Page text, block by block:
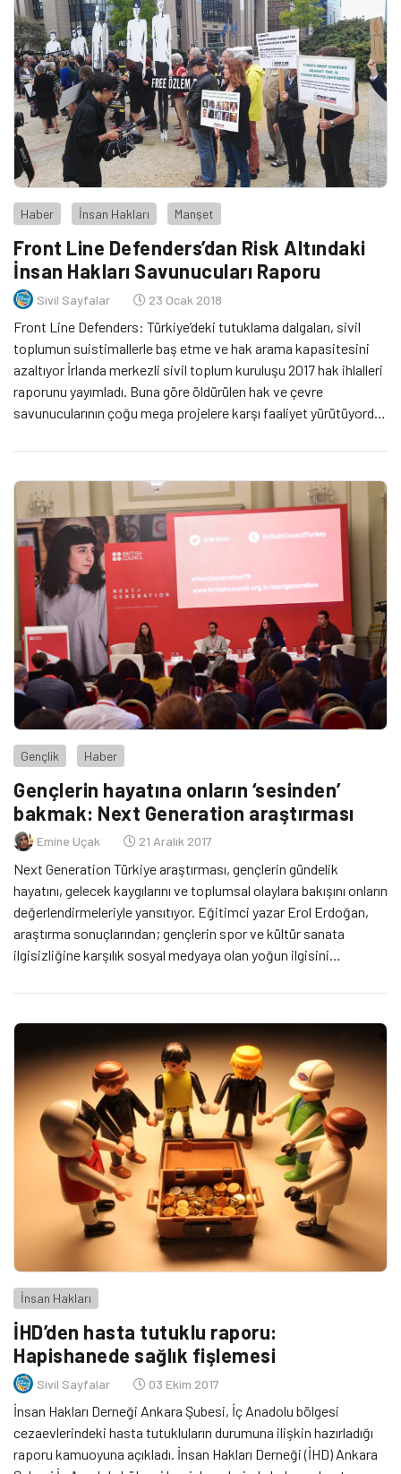
Haber İnsan Hakları Manşet
Front Line Defenders’dan Risk Altındaki
İnsan Hakları Savunucuları Raporu
Sivil Sayfalar 23 Ocak 2018
Front Line Defenders: Türkiye’deki tutuklama dalgaları, sivil
toplumun suistimallerle baş etme ve hak arama kapasitesini
azaltıyor İrlanda merkezli sivil toplum kuruluşu 2017 hak ihlalleri
raporunu yayımladı. Buna göre öldürülen hak ve çevre
savunucularının çoğu mega projelere karşı faaliyet yürütüyordu.
ihtimalle sessiz aksi halde doğrudan sorumlusu. İyi haber: Hak
[…]
Gençlik Haber
Gençlerin hayatına onların ‘sesinden’
bakmak: Next Generation araştırması
Emine Uçak 21 Aralık 2017
Next Generation Türkiye araştırması, gençlerin gündelik
hayatını, gelecek kaygılarını ve toplumsal olaylara bakışını onların
değerlendirmeleriyle yansıtıyor. Eğitimci yazar Erol Erdoğan,
araştırma sonuçlarından; gençlerin spor ve kültür sanata
ilgisizliğine karşılık sosyal medyaya olan yoğun ilgisini
olarak son yıllardaki toplumsal olaylar ve darbe girişiminin etkili
olduğunu belirtiyor. Boğaziçi Üniversitesi’nden […]
İnsan Hakları
İHD’den hasta tutuklu raporu:
Hapishanede sağlık fişlemesi
Sivil Sayfalar 03 Ekim 2017
İnsan Hakları Derneği Ankara Şubesi, İç Anadolu bölgesi
cezaevlerindeki hasta tutukluların durumuna ilişkin hazırladığı
raporu kamuoyuna açıkladı. İnsan Hakları Derneği (İHD) Ankara